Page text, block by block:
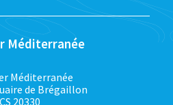
Méditerranée
Méditerranée
de Brégaillon
CS 20330